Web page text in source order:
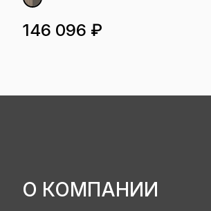
146 096 ₽
О КОМПАНИИ